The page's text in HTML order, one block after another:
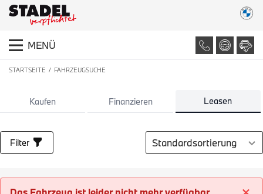
MENÜ
STARTSEITE FAHRZEUGSUCHE
Kaufen Finanzieren Leasen
Filter Sortierung auswählen